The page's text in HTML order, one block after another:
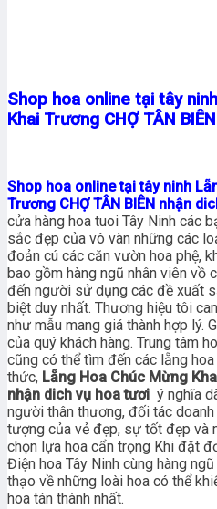
Shop hoa online tại tây
Khai Trương CHỢ TÂN
Shop hoa online tại tây ninh
Trương CHỢ TÂN BIÊN nhận
cửa hàng hoa tuoi Tây Ninh các
sắc đẹp của vô vàn những các
đoản cú các căn vườn hoa phệ,
bao gồm hàng ngũ nhân viên vồ
đến người sử dụng các đề xuất
biệt duy nhất. Thương hiệu tôi
như mẫu mang giá thành hợp lý.
của quý khách hàng. Trung tâm
cũng có thể tìm đến các lẵng
thức, Lẵng Hoa Chúc Mừng
nhận dich vụ hoa tươi ý nghĩa
người thân thương, đối tác
tượng của vẻ đẹp, sự tốt đẹp và
chọn lựa hoa cẩn trọng Khi đặt
Điện hoa Tây Ninh cùng hàng
thạo về những loài hoa có thể
hoa tán thành nhất.